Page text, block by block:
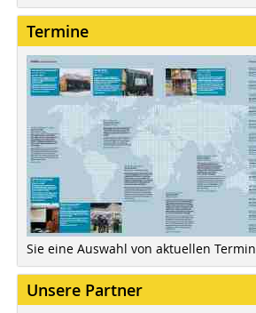
Termine
Sie eine Auswahl von aktuellen
Unsere Partner